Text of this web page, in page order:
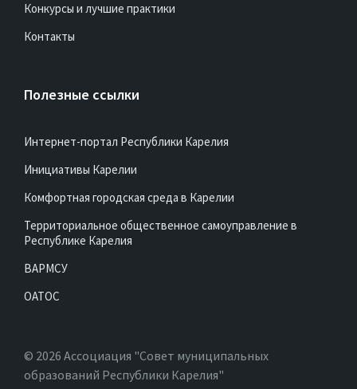
Конкурсы и лучшие практики
Контакты
Полезные ссылки
Интернет-портал Республики Карелия
Инициативы Карелии
Комфортная городская среда в Карелии
Территориальное общественное самоуправление в
Республике Карелия
ВАРМСУ
ОАТОС
© 2026 Ассоциация "Совет муниципальных
образований Республики Карелия"